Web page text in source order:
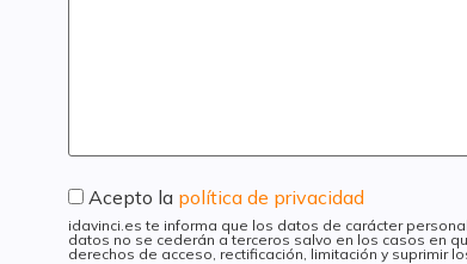
Acepto la política de privacidad
idavinci.es te informa que los datos de carácter
datos no se cederán a terceros salvo en los casos en
derechos de acceso, rectificación, limitación y suprimir